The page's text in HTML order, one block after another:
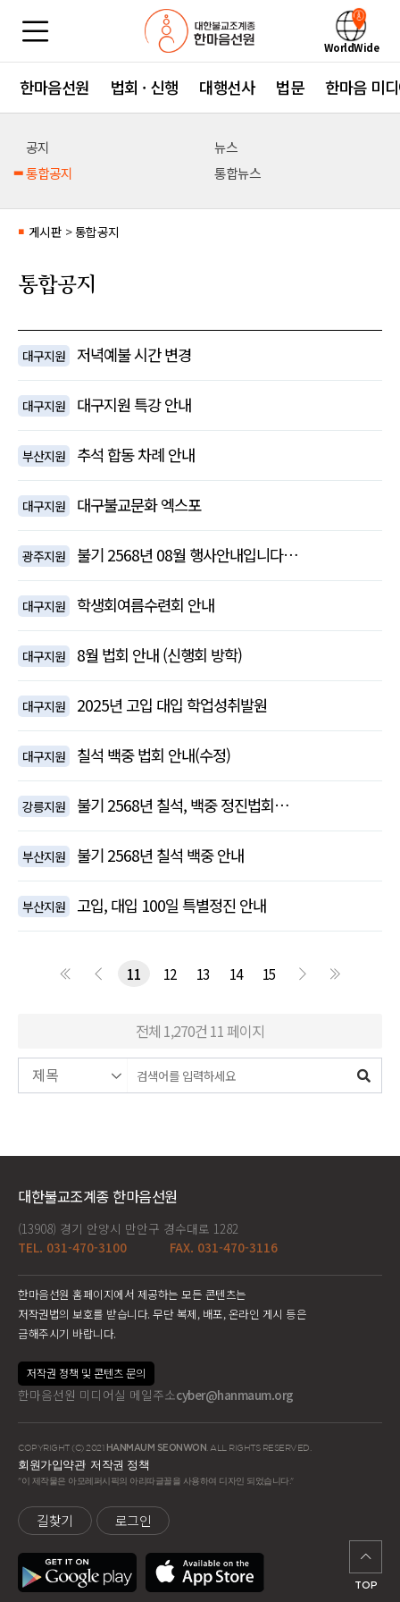
WorldWide
한마음선원 법회 · 신행 대행선사 법문 한마음 미
공지
뉴스
통합공지
통합뉴스
■ 게시판 > 통합공지
통합공지
대구지원 저녁예불 시간 변경
대구지원 대구지원 특강 안내
부산지원 추석 합동 차례 안내
대구지원 대구불교문화 엑스포
광주지원 불기 2568년 08월 행사안내입니다…
대구지원 학생회여름수련회 안내
대구지원 8월 법회 안내 (신행회 방학)
대구지원 2025년 고입 대입 학업성취발원
대구지원 칠석 백중 법회 안내(수정)
강릉지원 불기 2568년 칠석, 백중 정진법회…
부산지원 불기 2568년 칠석 백중 안내
부산지원 고입, 대입 100일 특별정진 안내
11 12 13 14 15
전체 1,270건 11 페이지
대한불교조계종 한마음선원
(13908) 경기 안양시 만안구 경수대로 1282
TEL. 031-470-3100
FAX. 031-470-3116
한마음선원 홈페이지에서 제공하는 모든 콘텐츠는
저작권법의 보호를 받습니다. 무단 복제, 배포, 온라인 게시 등은
금해주시기 바랍니다.
저작권 정책 및 콘텐츠 문의
한마음선원 미디어실 메일주소cyber@hanmaum.org
COPYRIGHT (C) 2021 HANMAUM SEONWON . ALL RIGHTS RESERVED.
회원가입약관 저작권 정책
"이 제작물은 아모레퍼시픽의 아리따글꼴을 사용하여 디자인 되었습니다."
길찾기 로그인
TOP